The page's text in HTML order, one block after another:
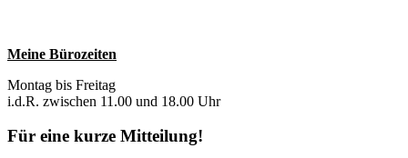
Meine Bürozeiten
Montag bis Freitag
i.d.R. zwischen 11.00 und 18.00 Uhr
Für eine kurze Mitteilung!